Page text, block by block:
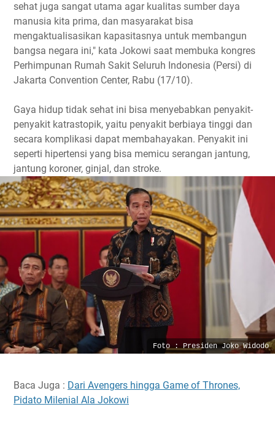
sehat juga sangat utama agar kualitas sumber daya
manusia kita prima, dan masyarakat bisa
mengaktualisasikan kapasitasnya untuk membangun
bangsa negara ini," kata Jokowi saat membuka kongres
Perhimpunan Rumah Sakit Seluruh Indonesia (Persi) di
Jakarta Convention Center, Rabu (17/10).
Gaya hidup tidak sehat ini bisa menyebabkan penyakit-
penyakit katrastopik, yaitu penyakit berbiaya tinggi dan
secara komplikasi dapat membahayakan. Penyakit ini
seperti hipertensi yang bisa memicu serangan jantung,
jantung koroner, ginjal, dan stroke.
Foto : Presiden Joko Widodo
Baca Juga : Dari Avengers hingga Game of Thrones,
Pidato Milenial Ala Jokowi